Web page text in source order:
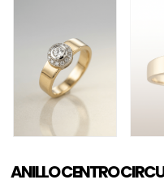
ANILLO CENTRO